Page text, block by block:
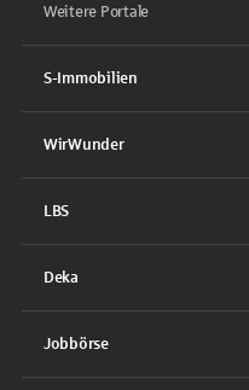
Weitere Portale
S-Immobilien
WirWunder
LBS
Deka
Jobbörse